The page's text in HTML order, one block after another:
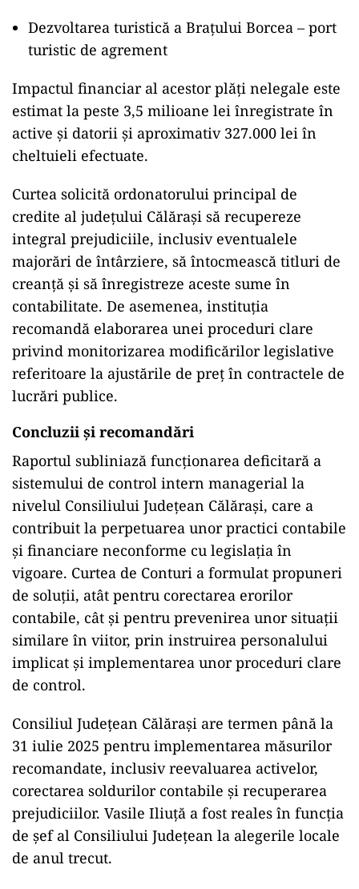
Dezvoltarea turistică a Brațului Borcea – port
turistic de agrement
Impactul financiar al acestor plăți nelegale este
estimat la peste 3,5 milioane lei înregistrate în
active și datorii și aproximativ 327.000 lei în
cheltuieli efectuate.
Curtea solicită ordonatorului principal de
credite al județului Călărași să recupereze
integral prejudiciile, inclusiv eventualele
majorări de întârziere, să întocmească titluri de
creanță și să înregistreze aceste sume în
contabilitate. De asemenea, instituția
recomandă elaborarea unei proceduri clare
privind monitorizarea modificărilor legislative
referitoare la ajustările de preț în contractele de
lucrări publice.
Concluzii și recomandări
Raportul subliniază funcționarea deficitară a
sistemului de control intern managerial la
nivelul Consiliului Județean Călărași, care a
contribuit la perpetuarea unor practici contabile
și financiare neconforme cu legislația în
vigoare. Curtea de Conturi a formulat propuneri
de soluții, atât pentru corectarea erorilor
contabile, cât și pentru prevenirea unor situații
similare în viitor, prin instruirea personalului
implicat și implementarea unor proceduri clare
de control.
Consiliul Județean Călărași are termen până la
31 iulie 2025 pentru implementarea măsurilor
recomandate, inclusiv reevaluarea activelor,
corectarea soldurilor contabile și recuperarea
prejudiciilor. Vasile Iliuță a fost reales în funcția
de șef al Consiliului Județean la alegerile locale
de anul trecut.